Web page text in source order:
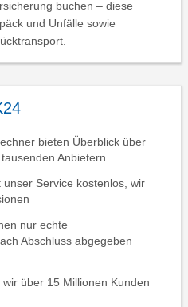
buchen – diese
und Unfälle sowie
bieten Überblick über
Anbietern
unser Service kostenlos, wir
nur echte
Abschluss abgegeben
über 15 Millionen Kunden